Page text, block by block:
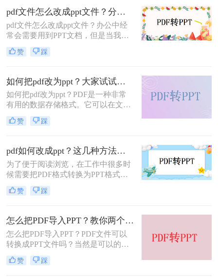
只要把pdf转为ppt！以下是一个在线
直接将pdf转ppt的好方法，让我们来
看看下面视频图文教程。
pdf文件怎么改成ppt文件？分享二种简单免费方法~
pdf文件怎么改成ppt文件？办公中经
常会需要用到PPT文档，但是当我们
收集的资料是PDF格式的文件时，要
怎么对它进行编辑呢？如果能将pdf文
了，我们可以实现pdf转ppt吗？当然
是可以的，下面就来教你一招，看看
是怎么转换的吧。
赞 踩
如何把pdf改为ppt？大家试试这二种方法！
如何把pdf改为ppt？PDF是一种非常
有用的数据存储格式。它可以在文件
中存储文本、字体、格式和颜色，并
且在保存过程中不会损坏原始内容。
换为PPT，但由于找不到合适的方
法，我们感到苦恼。那么，将PDF转
换为PPT的方法是什么?接下来分享一
些容易学习的方法。让我们看看。
赞 踩
pdf如何改成ppt？这几种方法太实用了！
为了便于阅读浏览，在工作中很多时
候需要把PDF格式转换为PPT格式，
重新编辑PPT的效率很低，所以很多
人都会选择直接将pdf改成ppt。那么
和大家分享一些可以直接把PDF转化
为PPT文档的好方法。一起来看看
吧。
赞 踩
怎么把PDF导入PPT？教你两个好用的法子
怎么把PDF导入PPT？PDF文件可以
转换成PPT文件吗？当然是可以的，
那么使用什么方法来转换呢？今天小
编就来跟大家探讨一下这个问题，当
赞 踩